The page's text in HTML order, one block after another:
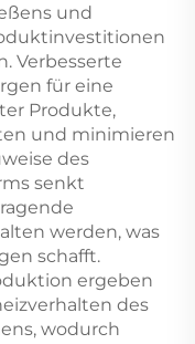
und
Verbesserte
für eine
Produkte,
und minimieren
des
senkt
werden, was
schafft.
ergeben
des
wodurch